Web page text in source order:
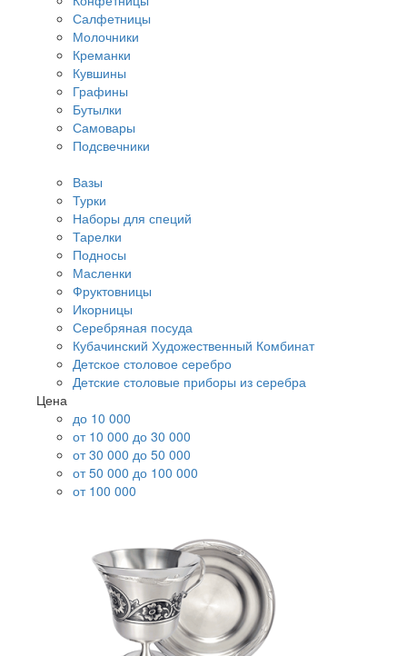
Салфетницы
Молочники
Креманки
Кувшины
Графины
Бутылки
Самовары
Подсвечники
Вазы
Турки
Наборы для специй
Тарелки
Подносы
Масленки
Фруктовницы
Икорницы
Серебряная посуда
Кубачинский Художественный Комбинат
Детское столовое серебро
Детские столовые приборы из серебра
Цена
до 10 000
от 10 000 до 30 000
от 30 000 до 50 000
от 50 000 до 100 000
от 100 000